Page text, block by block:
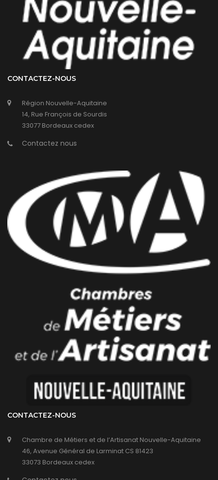
CONTACTEZ-NOUS
Région Nouvelle-Aquitaine
14, Rue François de Sourdis
33077 Bordeaux cedex
Contactez nous
CONTACTEZ-NOUS
Chambre de Métiers et de l’Artisanat Nouvelle-Aquitaine
46, Avenue Général de Larminat CS 81423
33073 Bordeaux cedex